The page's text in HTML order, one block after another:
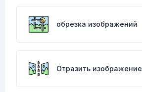
обрезка изображений
Отразить изображение